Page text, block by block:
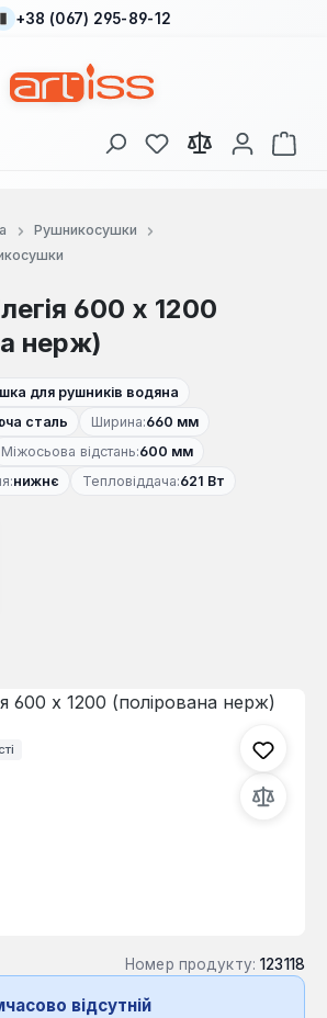
вмісту
+38 (067) 295-89-12
У вас є 0 у списку
Рушникосушки
600 х 1200
нерж)
для рушників водяна
сталь Ширина:660 мм
Міжосьова відстань:600 мм
нижнє Тепловіддача:621 Вт
зображень
Номер продукту: 123118
відсутній